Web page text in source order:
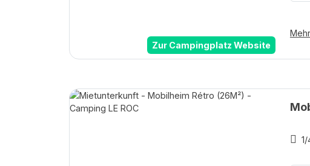
Zur Campingplatz Website